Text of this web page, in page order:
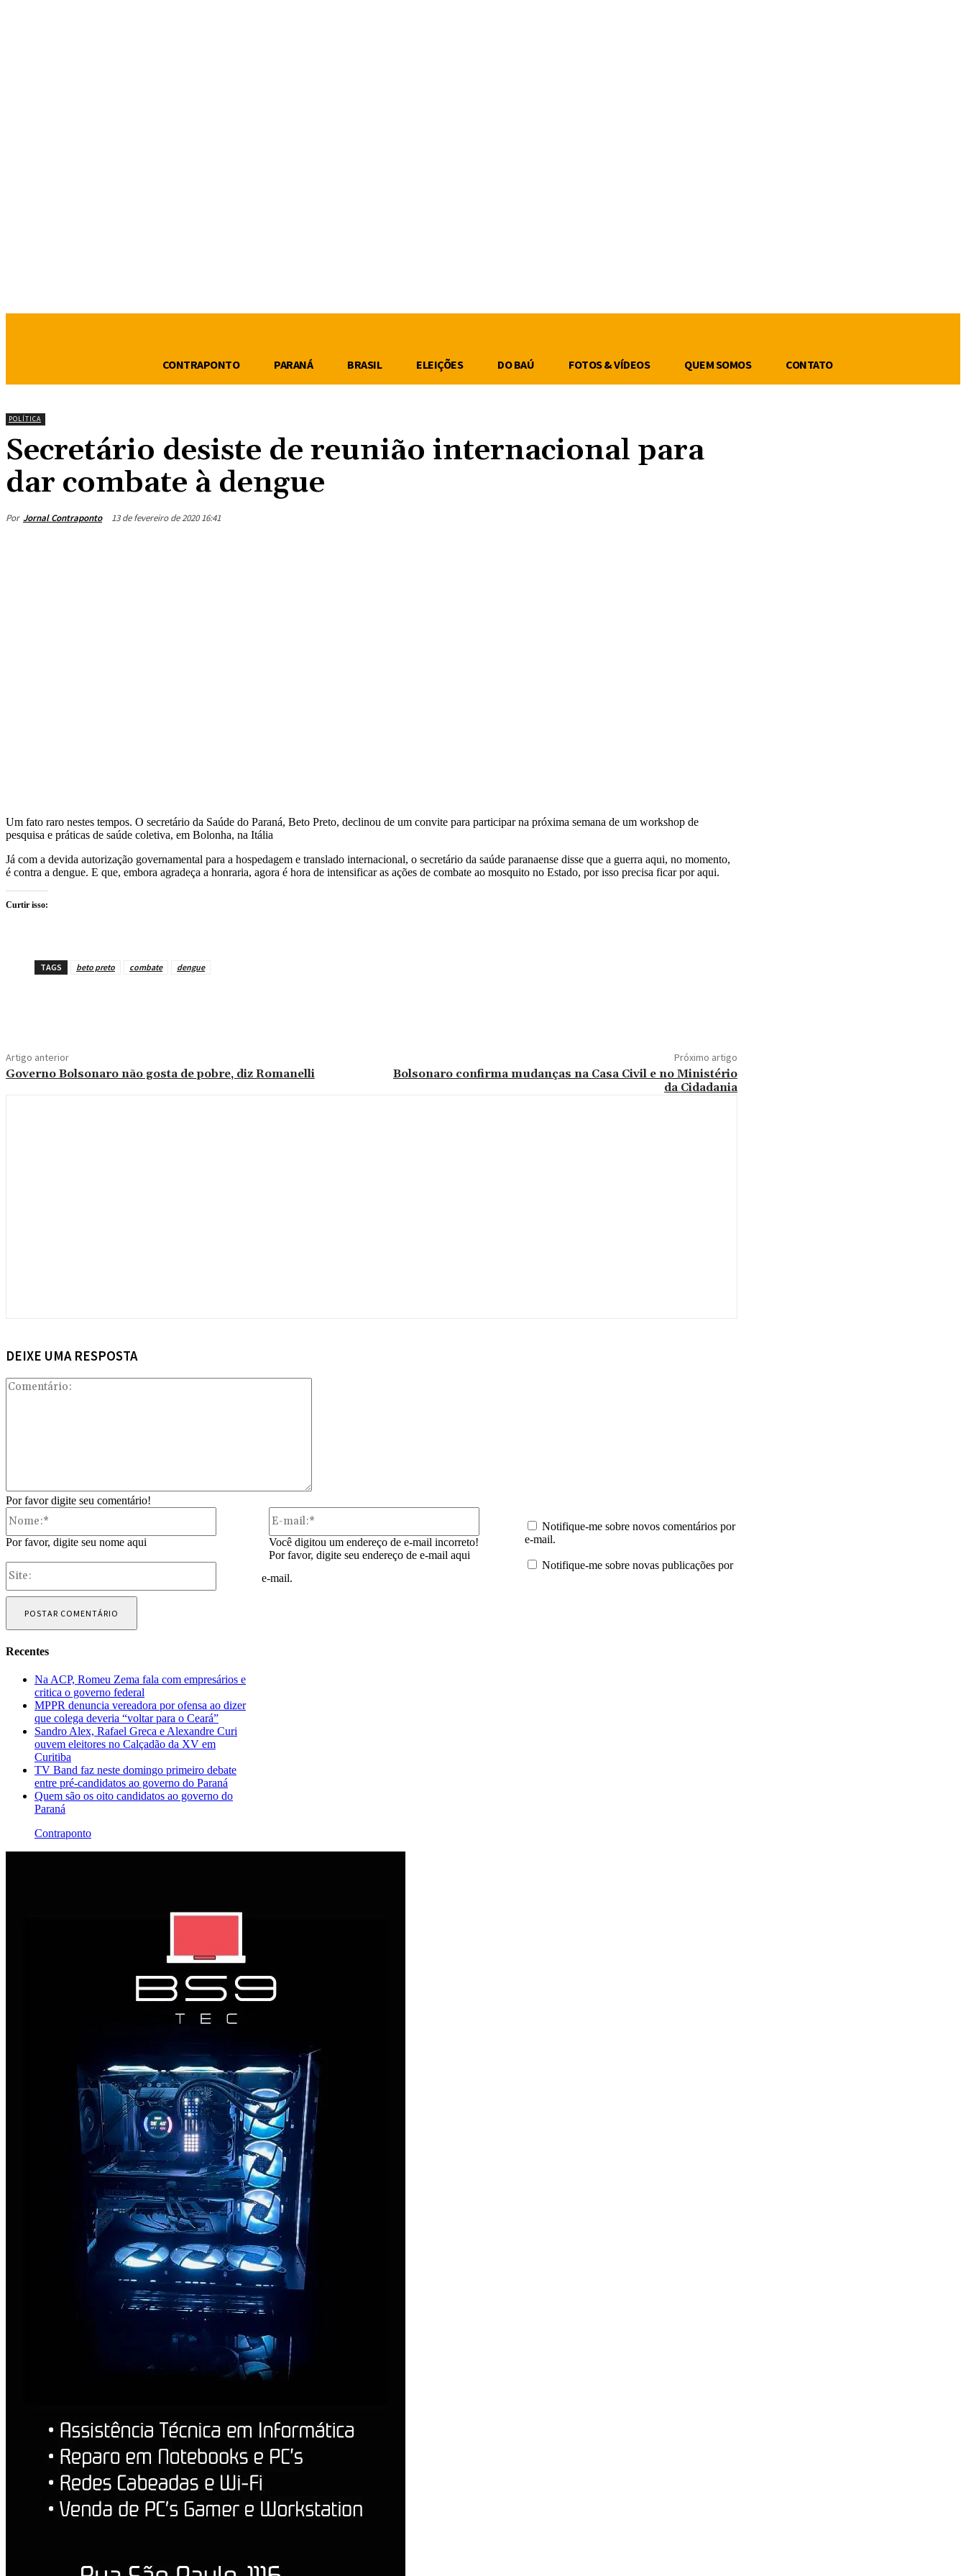
CONTRAPONTO PARANÁ BRASIL ELEIÇÕES DO BAÚ FOTOS & VÍDEOS QUEM SOMOS CONTATO
POLÍTICA
Secretário desiste de reunião internacional para
dar combate à dengue
Por Jornal Contraponto 13 de fevereiro de 2020 16:41
Um fato raro nestes tempos. O secretário da Saúde do Paraná, Beto Preto, declinou de um convite para participar na próxima semana de um workshop de
pesquisa e práticas de saúde coletiva, em Bolonha, na Itália
Já com a devida autorização governamental para a hospedagem e translado internacional, o secretário da saúde paranaense disse que a guerra aqui, no momento,
é contra a dengue. E que, embora agradeça a honraria, agora é hora de intensificar as ações de combate ao mosquito no Estado, por isso precisa ficar por aqui.
Curtir isso:
TAGS beto preto combate dengue
Artigo anterior
Governo Bolsonaro não gosta de pobre, diz Romanelli
Próximo artigo
Bolsonaro confirma mudanças na Casa Civil e no Ministério
da Cidadania
DEIXE UMA RESPOSTA
Por favor digite seu comentário!
Por favor, digite seu nome aqui
Você digitou um endereço de e-mail incorreto!
Por favor, digite seu endereço de e-mail aqui
Notifique-me sobre novos comentários por
e-mail.
Notifique-me sobre novas publicações por
e-mail.
Recentes
Na ACP, Romeu Zema fala com empresários e
critica o governo federal
MPPR denuncia vereadora por ofensa ao dizer
que colega deveria “voltar para o Ceará”
Sandro Alex, Rafael Greca e Alexandre Curi
ouvem eleitores no Calçadão da XV em
Curitiba
TV Band faz neste domingo primeiro debate
entre pré-candidatos ao governo do Paraná
Quem são os oito candidatos ao governo do
Paraná
Contraponto